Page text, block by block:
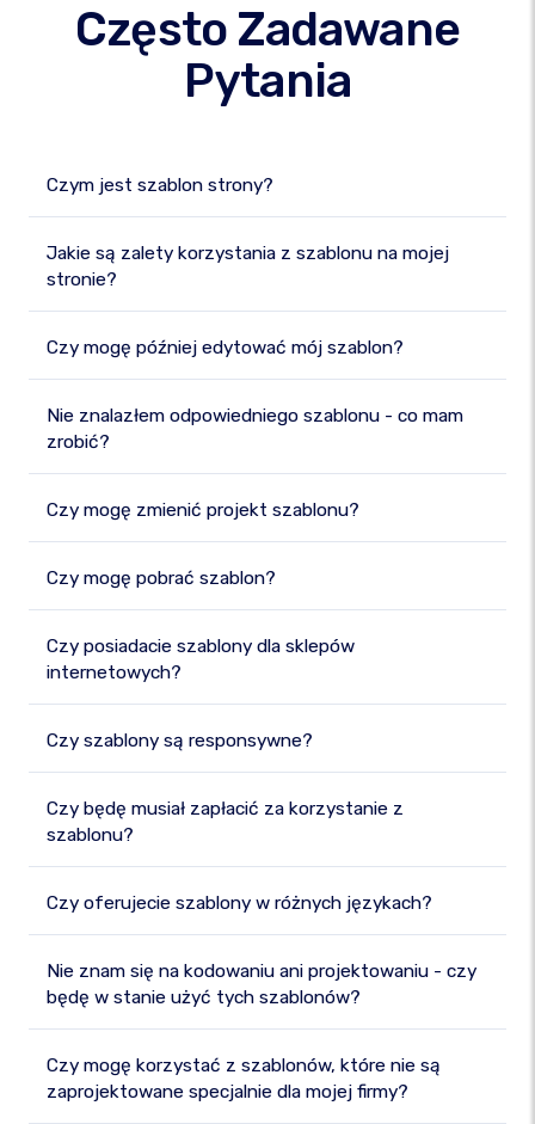
Często Zadawane
Pytania
Czym jest szablon strony?
Jakie są zalety korzystania z szablonu na mojej
stronie?
Czy mogę później edytować mój szablon?
Nie znalazłem odpowiedniego szablonu - co mam
zrobić?
Czy mogę zmienić projekt szablonu?
Czy mogę pobrać szablon?
Czy posiadacie szablony dla sklepów
internetowych?
Czy szablony są responsywne?
Czy będę musiał zapłacić za korzystanie z
szablonu?
Czy oferujecie szablony w różnych językach?
Nie znam się na kodowaniu ani projektowaniu - czy
będę w stanie użyć tych szablonów?
Czy mogę korzystać z szablonów, które nie są
zaprojektowane specjalnie dla mojej firmy?